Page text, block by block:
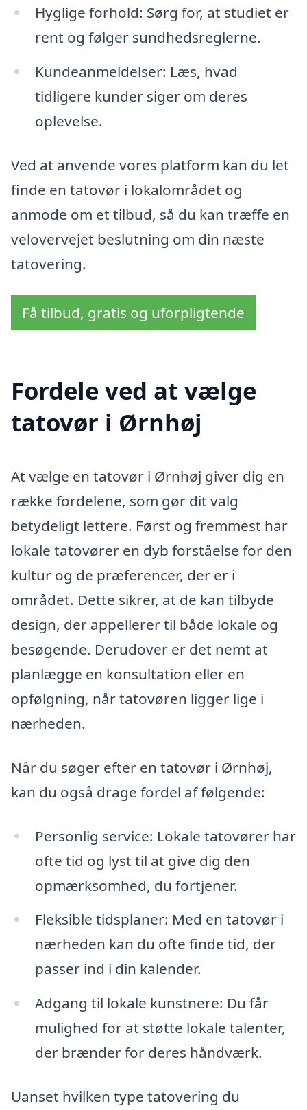
Hyglige forhold: Sørg for, at studiet er
rent og følger sundhedsreglerne.
Kundeanmeldelser: Læs, hvad
tidligere kunder siger om deres
oplevelse.
Ved at anvende vores platform kan du let
finde en tatovør i lokalområdet og
anmode om et tilbud, så du kan træffe en
velovervejet beslutning om din næste
tatovering.
Få tilbud, gratis og uforpligtende
Fordele ved at vælge
tatovør i Ørnhøj
At vælge en tatovør i Ørnhøj giver dig en
række fordelene, som gør dit valg
betydeligt lettere. Først og fremmest har
lokale tatovører en dyb forståelse for den
kultur og de præferencer, der er i
området. Dette sikrer, at de kan tilbyde
design, der appellerer til både lokale og
besøgende. Derudover er det nemt at
planlægge en konsultation eller en
opfølgning, når tatovøren ligger lige i
nærheden.
Når du søger efter en tatovør i Ørnhøj,
kan du også drage fordel af følgende:
Personlig service: Lokale tatovører har
ofte tid og lyst til at give dig den
opmærksomhed, du fortjener.
Fleksible tidsplaner: Med en tatovør i
nærheden kan du ofte finde tid, der
passer ind i din kalender.
Adgang til lokale kunstnere: Du får
mulighed for at støtte lokale talenter,
der brænder for deres håndværk.
Uanset hvilken type tatovering du